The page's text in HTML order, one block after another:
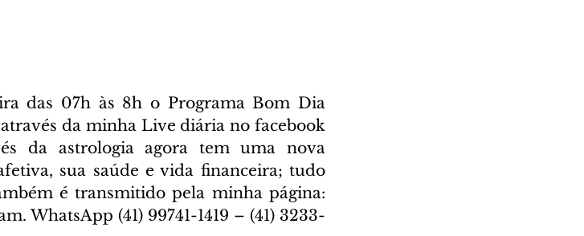
das 07h às 8h o Programa Bom Dia
da minha Live diária no facebook
da astrologia agora tem uma nova
sua saúde e vida financeira; tudo
é transmitido pela minha página:
WhatsApp (41) 99741-1419 – (41) 3233-